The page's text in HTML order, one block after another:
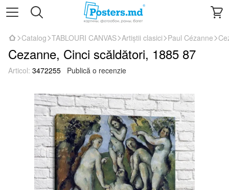
Catalog TABLOURI CANVAS Artiștii clasici Paul Cézanne
Cezanne, Cinci scăldători, 1885 87
Articol: 3472255 Publică o recenzie